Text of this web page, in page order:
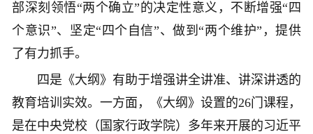
部深刻领悟“两个确立”的决定性意义，不断增强“四
个意识”、坚定“四个自信”、做到“两个维护”，提供
了有力抓手。
四是《大纲》有助于增强讲全讲准、讲深讲透的
教育培训实效。一方面，《大纲》设置的26门课程，
是在中央党校（国家行政学院）多年来开展的习近平